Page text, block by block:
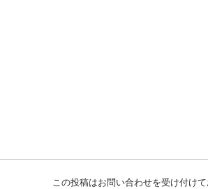
この投稿はお問い合わせを受け付けて